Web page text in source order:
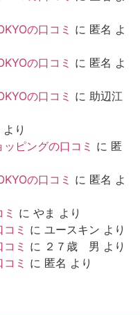
の口コミ に 匿名 よ
の口コミ に 匿名 よ
の口コミ に 助辺江
より
ピングの口コミ に 匿
の口コミ に 匿名 よ
に やま より
ミ に ユースキン より
ミ に ２７歳 男 より
ミ に 匿名 より